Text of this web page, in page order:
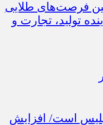
فرصت‌های طلایی
تولید، تجارت و
است/ افزایش